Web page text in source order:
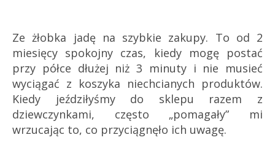
Ze żłobka jadę na szybkie zakupy. To od 2
miesięcy spokojny czas, kiedy mogę postać
przy półce dłużej niż 3 minuty i nie musieć
wyciągać z koszyka niechcianych produktów.
Kiedy jeździłyśmy do sklepu razem z
dziewczynkami, często „pomagały” mi
wrzucając to, co przyciągnęło ich uwagę.